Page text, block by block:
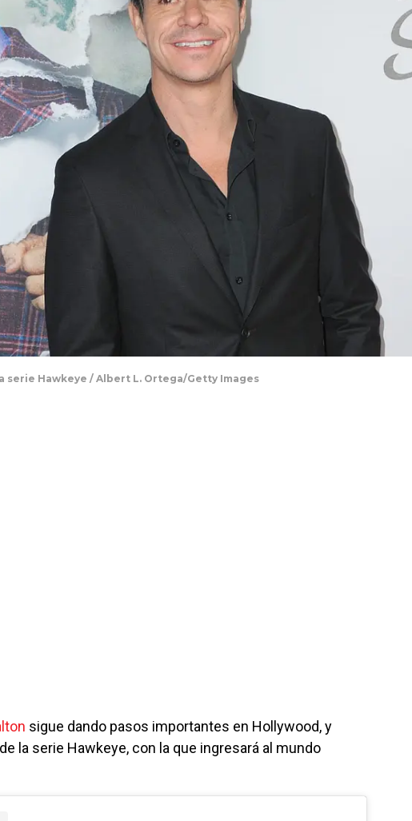
serie Hawkeye / Albert L. Ortega/Getty Images
sigue dando pasos importantes en Hollywood, y
la serie Hawkeye, con la que ingresará al mundo